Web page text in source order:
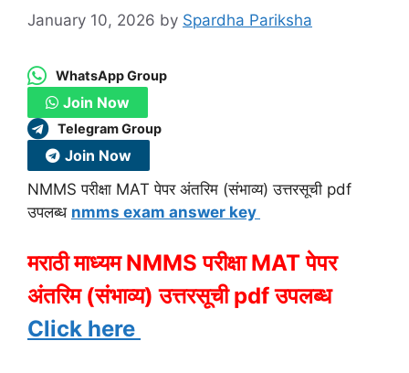
January 10, 2026 by Spardha Pariksha
WhatsApp Group
Join Now
Telegram Group
Join Now
NMMS परीक्षा MAT पेपर अंतरिम (संभाव्य) उत्तरसूची pdf
उपलब्ध nmms exam answer key
मराठी माध्यम NMMS परीक्षा MAT पेपर
अंतरिम (संभाव्य) उत्तरसूची pdf उपलब्ध
Click here